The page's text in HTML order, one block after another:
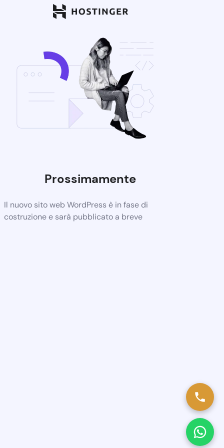
Prossimamente
Il nuovo sito web WordPress è in fase di
costruzione e sarà pubblicato a breve